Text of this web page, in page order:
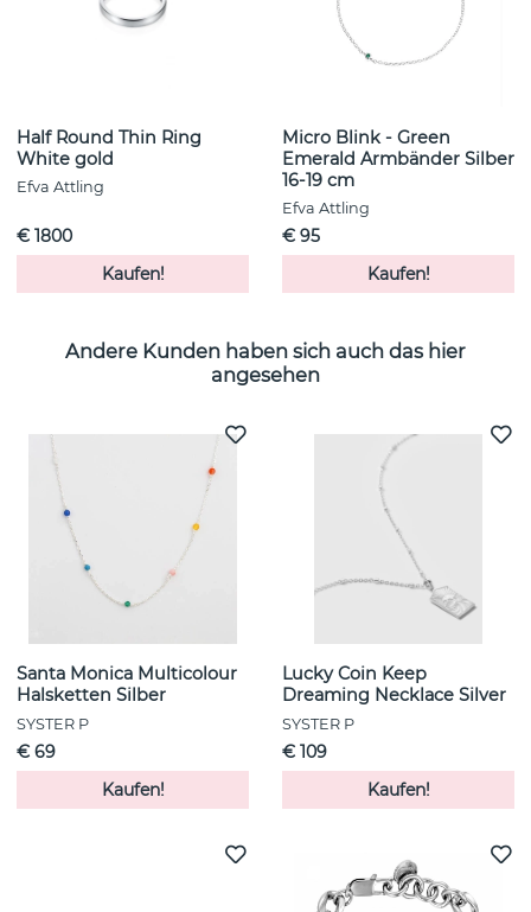
Half Round Thin Ring
White gold
Efva Attling
€ 1800
Kaufen!
Micro Blink - Green
Emerald Armbänder Silber
16-19 cm
Efva Attling
€ 95
Kaufen!
Andere Kunden haben sich auch das hier
angesehen
Santa Monica Multicolour
Halsketten Silber
SYSTER P
€ 69
Kaufen!
Lucky Coin Keep
Dreaming Necklace Silver
SYSTER P
€ 109
Kaufen!